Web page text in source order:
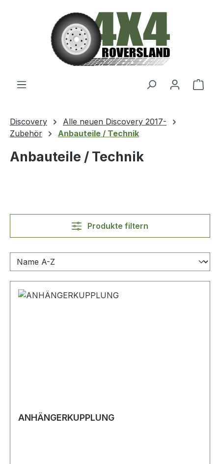
Zum Hauptinhalt springen
Discovery
Alle neuen Discovery 2017-
Zubehör
Anbauteile / Technik
Anbauteile / Technik
Produkte filtern
ANHÄNGERKUPPLUNG